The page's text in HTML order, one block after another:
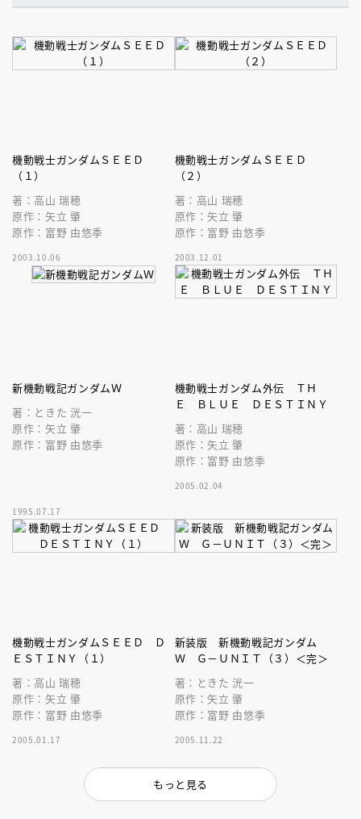
機動戦士ガンダムＳＥＥＤ
（１）
著：高山 瑞穂
原作：矢立 肇
原作：富野 由悠季
2003.10.06
機動戦士ガンダムＳＥＥＤ
（２）
著：高山 瑞穂
原作：矢立 肇
原作：富野 由悠季
2003.12.01
新機動戦記ガンダムＷ
著：ときた 洸一
原作：矢立 肇
原作：富野 由悠季
1995.07.17
機動戦士ガンダム外伝 ＴＨ
Ｅ ＢＬＵＥ ＤＥＳＴＩＮＹ
著：高山 瑞穂
原作：矢立 肇
原作：富野 由悠季
2005.02.04
機動戦士ガンダムＳＥＥＤ Ｄ
ＥＳＴＩＮＹ（１）
著：高山 瑞穂
原作：矢立 肇
原作：富野 由悠季
2005.01.17
新装版 新機動戦記ガンダム
Ｗ Ｇ－ＵＮＩＴ（３）＜完＞
著：ときた 洸一
原作：矢立 肇
原作：富野 由悠季
2005.11.22
もっと見る